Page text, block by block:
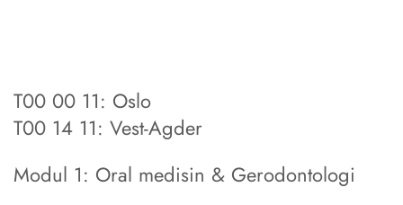
T00 00 11: Oslo
T00 14 11: Vest-Agder
Modul 1: Oral medisin & Gerodontologi